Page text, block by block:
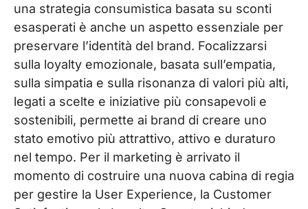
una strategia consumistica basata su sconti
esasperati è anche un aspetto essenziale per
preservare l’identità del brand. Focalizzarsi
sulla loyalty emozionale, basata sull’empatia,
sulla simpatia e sulla risonanza di valori più alti,
legati a scelte e iniziative più consapevoli e
sostenibili, permette ai brand di creare uno
stato emotivo più attrattivo, attivo e duraturo
nel tempo. Per il marketing è arrivato il
momento di costruire una nuova cabina di regia
per gestire la User Experience, la Customer